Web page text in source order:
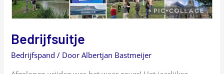
Bedrijfsuitje
Bedrijfspand / DoorAlbertjan Bastmeijer